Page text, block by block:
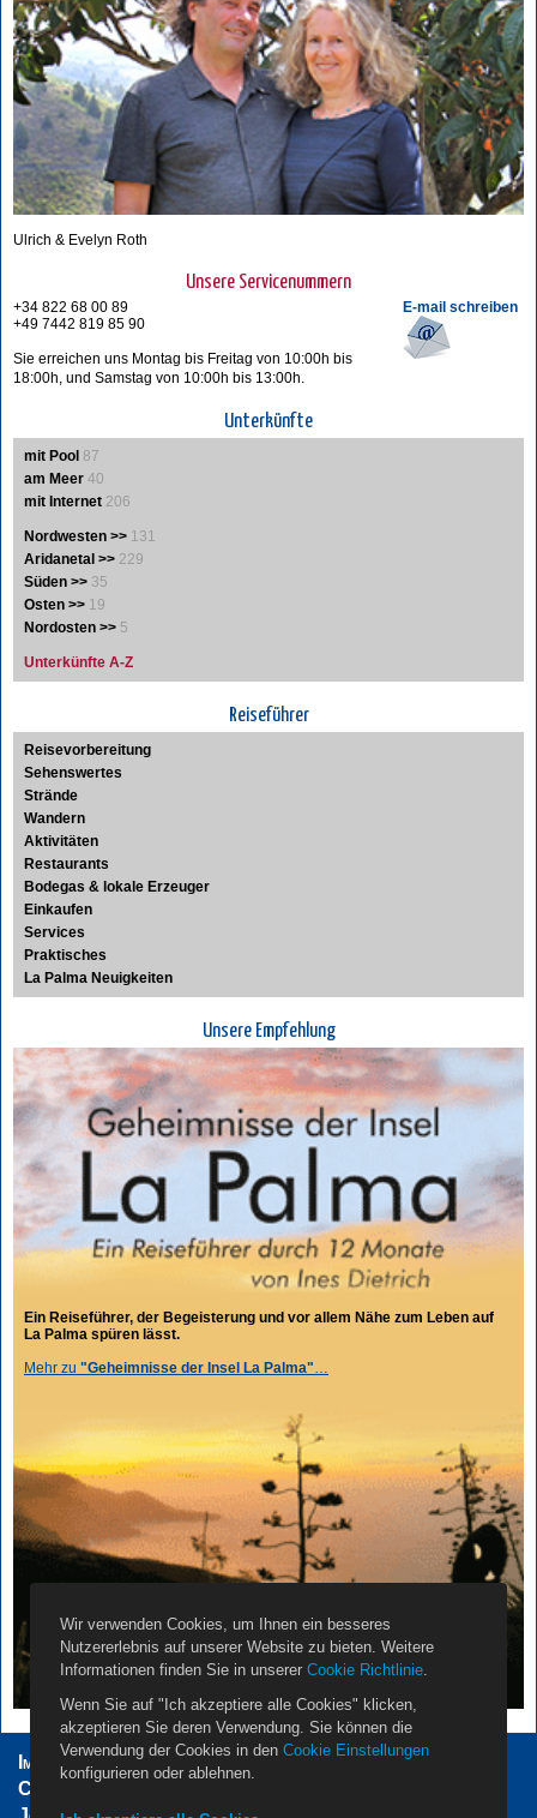
Ulrich & Evelyn Roth
Unsere Servicenummern
E-mail schreiben
+34 822 68 00 89
+49 7442 819 85 90
Sie erreichen uns Montag bis Freitag von 10:00h bis
18:00h, und Samstag von 10:00h bis 13:00h.
Unterkünfte
mit Pool 87
am Meer 40
mit Internet 206
Nordwesten >> 131
Aridanetal >> 229
Süden >> 35
Osten >> 19
Nordosten >> 5
Unterkünfte A-Z
Reiseführer
Reisevorbereitung
Sehenswertes
Strände
Wandern
Aktivitäten
Restaurants
Bodegas & lokale Erzeuger
Einkaufen
Services
Praktisches
La Palma Neuigkeiten
Unsere Empfehlung
Ein Reiseführer, der Begeisterung und vor allem Nähe zum Leben auf
La Palma spüren lässt.
Mehr zu "Geheimnisse der Insel La Palma"…
Impressum AGB
Datenschutzerklärung
Cookie Einstellungen
Wir verwenden Cookies, um Ihnen ein besseres
Nutzererlebnis auf unserer Website zu bieten. Weitere
Informationen finden Sie in unserer Cookie Richtlinie.
Wenn Sie auf "Ich akzeptiere alle Cookies" klicken,
akzeptieren Sie deren Verwendung. Sie können die
Verwendung der Cookies in den Cookie Einstellungen
konfigurieren oder ablehnen.